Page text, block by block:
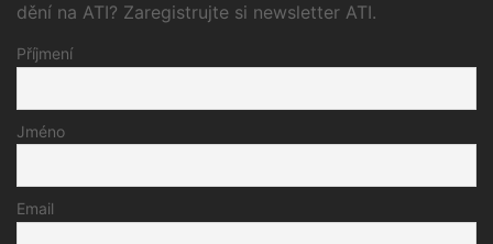
dění na ATI? Zaregistrujte si newsletter ATI.
Příjmení
Jméno
Email